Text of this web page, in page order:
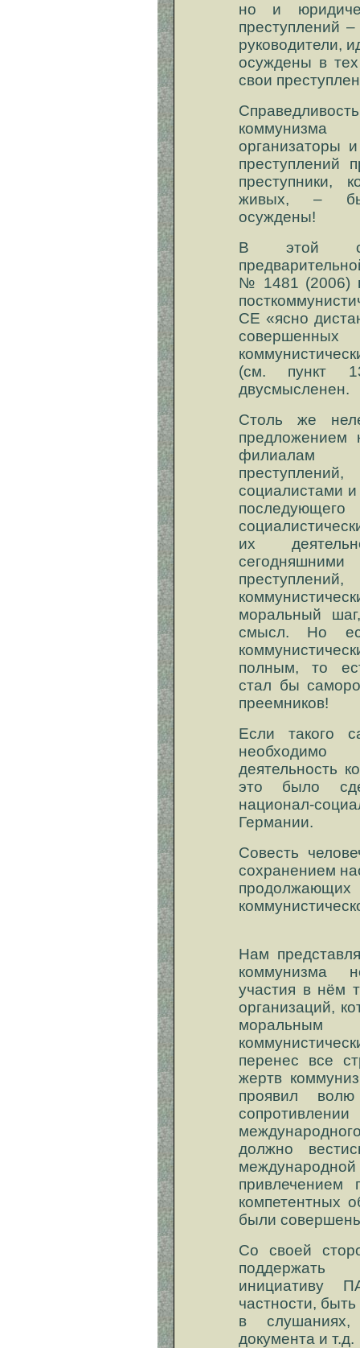
но и
преступлений
руководители,
осуждены в
свои
организаторы
преступлений
преступники,
живых, –
осуждены!
В этой
№ 1481 (2006)
СЕ «ясно
(см. пункт
двусмысленен.
Столь же
филиалам
социалистами
их
моральный
смысл. Но
полным, то
стал бы
преемников!
Если такого
необходимо
деятельность
это было
национал-
Германии.
Совесть
сохранением
продолжающих
Нам
коммунизма
участия в нём
организаций,
перенес все
жертв
проявил
должно
привлечением
компетентных
были
Со своей
поддержать
частности,
в слушаниях,
документа и т.д.